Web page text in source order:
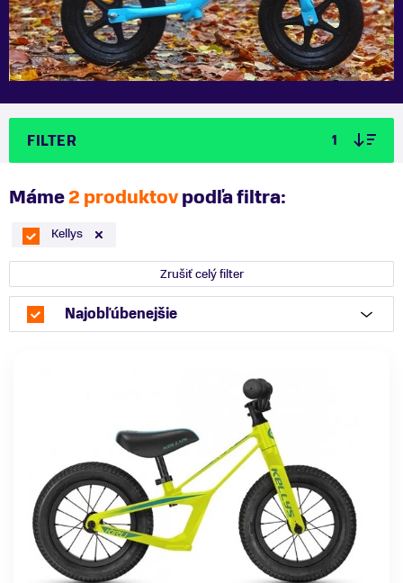
FILTER 1
Máme2 produktovpodľa filtra:
Kellys
Zrušiť celý filter
Najobľúbenejšie